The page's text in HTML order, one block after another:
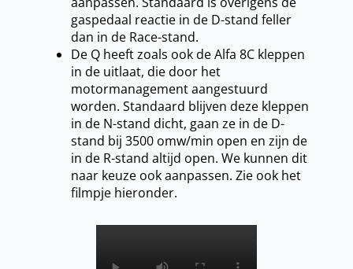
gaspedaal reactie in de D-stand feller
dan in de Race-stand.
De Q heeft zoals ook de Alfa 8C kleppen
in de uitlaat, die door het
motormanagement aangestuurd
worden. Standaard blijven deze kleppen
in de N-stand dicht, gaan ze in de D-
stand bij 3500 omw/min open en zijn de
in de R-stand altijd open. We kunnen dit
naar keuze ook aanpassen. Zie ook het
filmpje hieronder.